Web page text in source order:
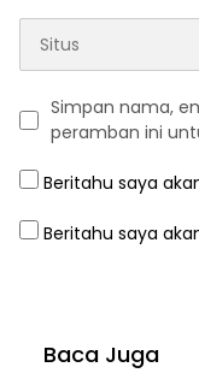
Simpan nama,
peramban ini
Beritahu saya
Beritahu saya
Baca Juga